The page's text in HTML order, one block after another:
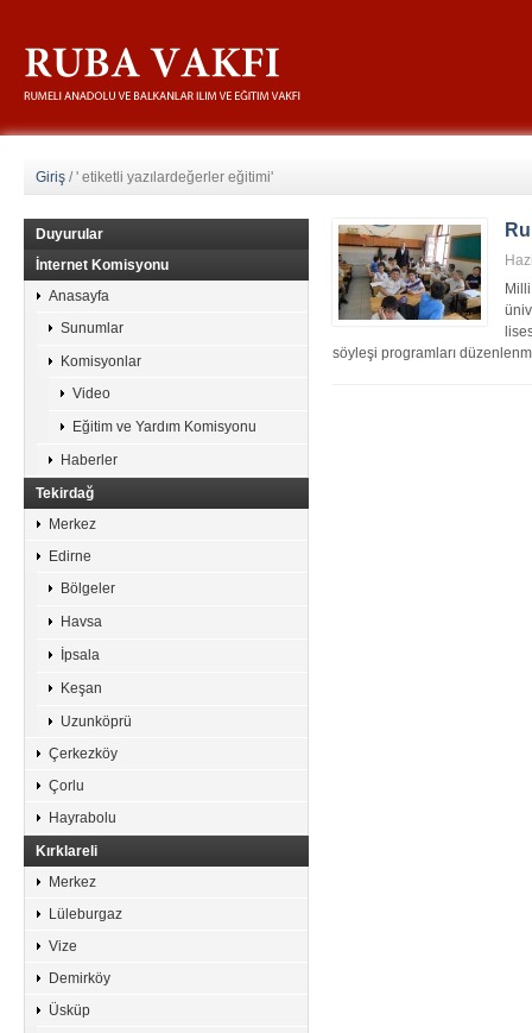
Giriş /' etiketli yazılardeğerler eğitimi'
söyleşi programları
Duyurular
İnternet Komisyonu
Anasayfa
Sunumlar
Komisyonlar
Video
Eğitim ve Yardım Komisyonu
Haberler
Tekirdağ
Merkez
Edirne
Bölgeler
Havsa
İpsala
Keşan
Uzunköprü
Çerkezköy
Çorlu
Hayrabolu
Kırklareli
Merkez
Lüleburgaz
Vize
Demirköy
Üsküp